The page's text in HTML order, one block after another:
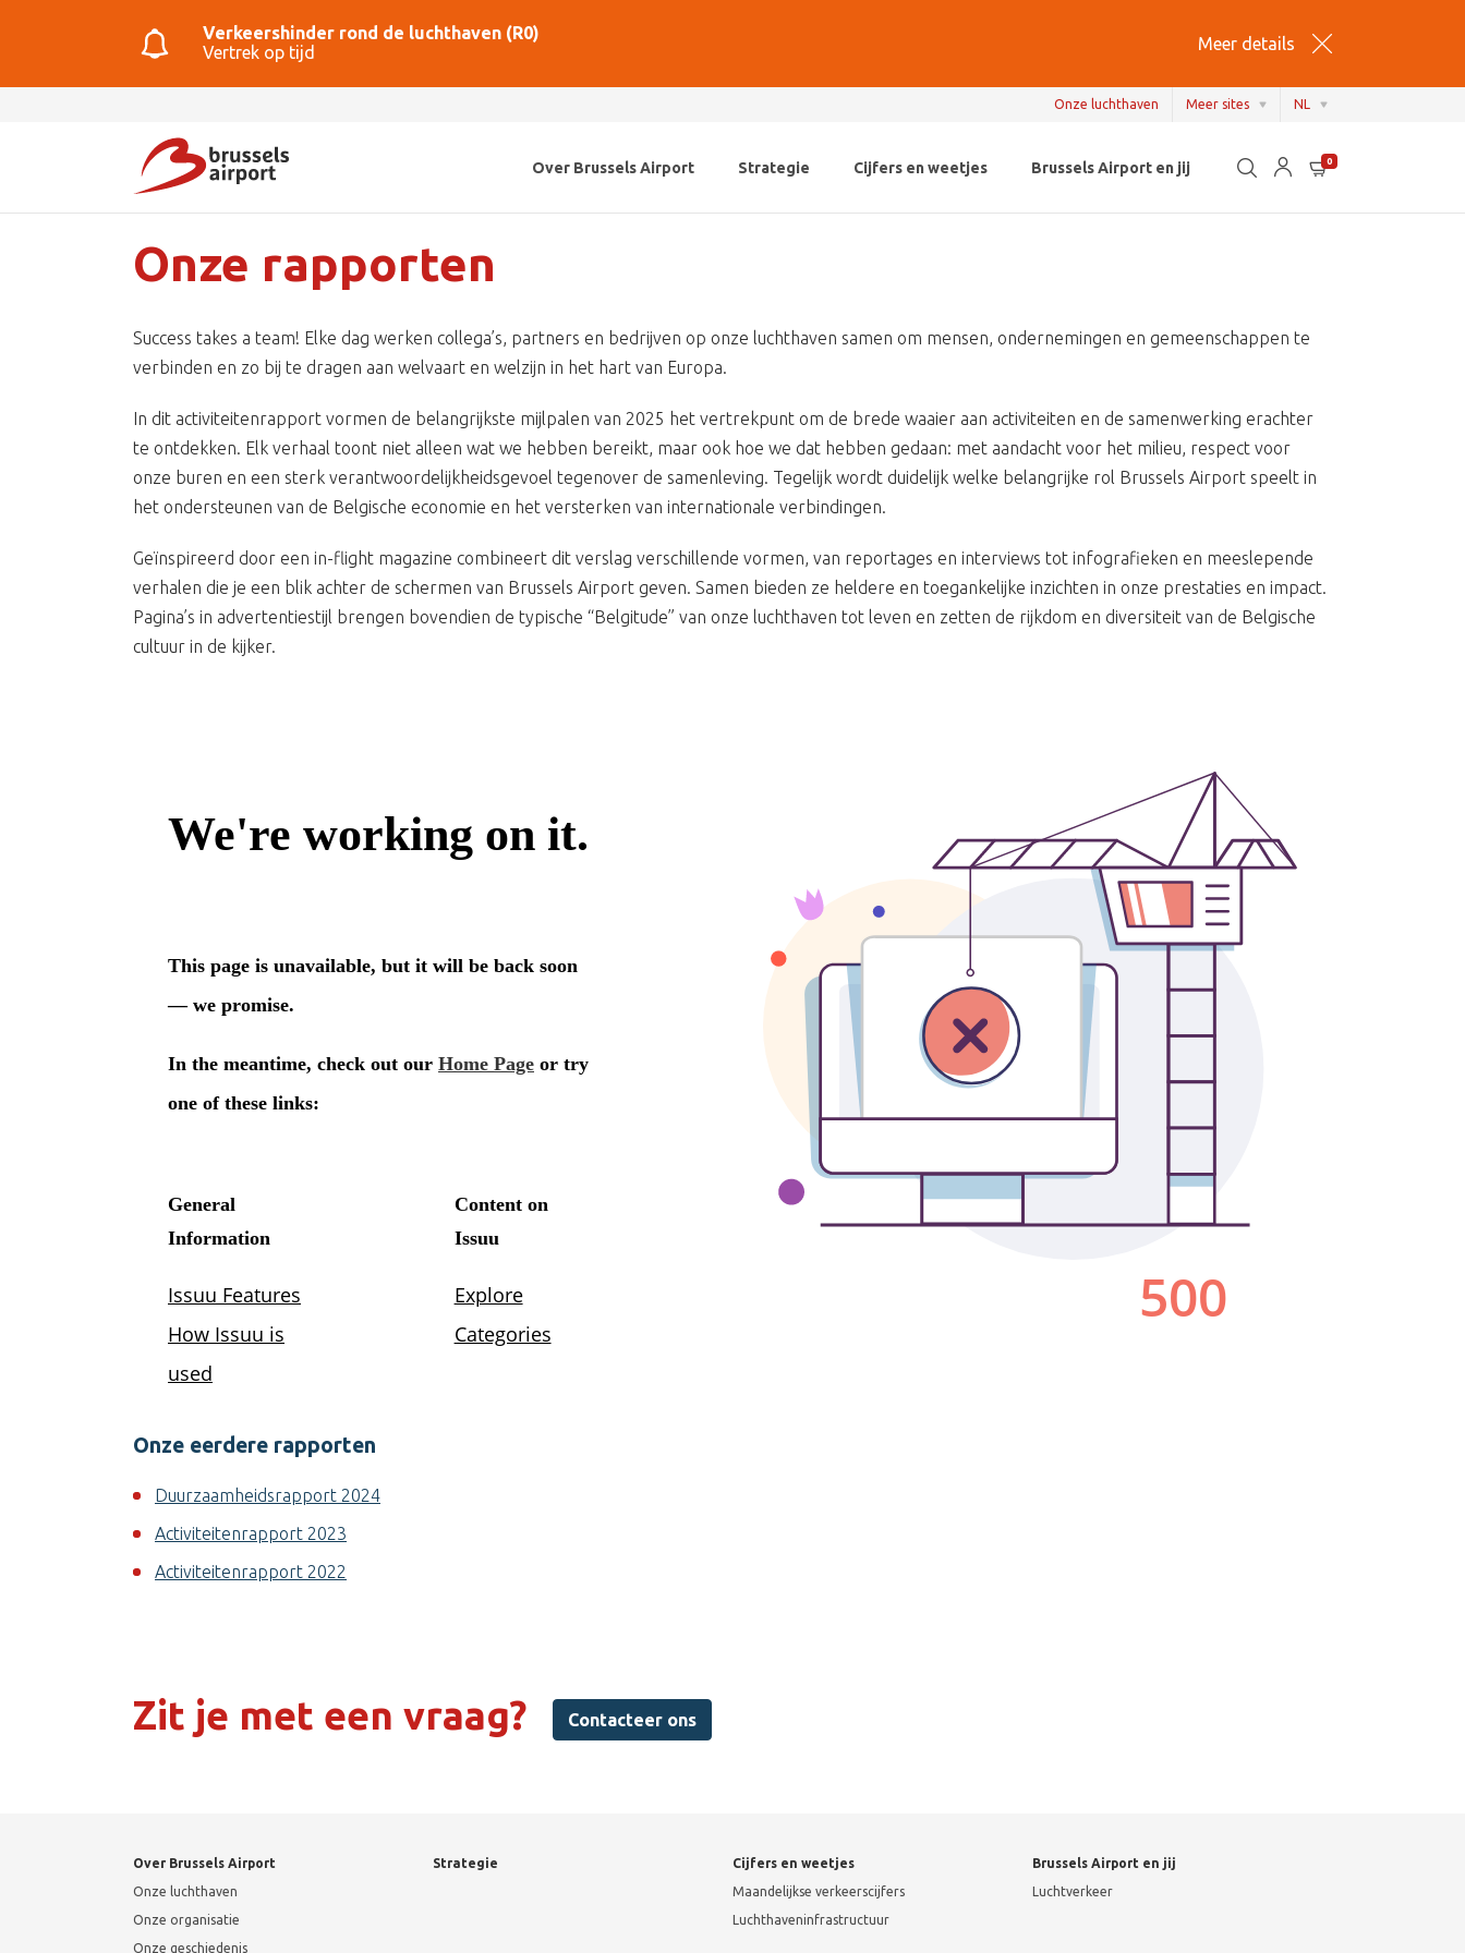
Verkeershinder rond de luchthaven (R0)
Vertrek op tijd
Meer details
Onze luchthaven Meer sites NL
EN
Over Brussels Airport Strategie Cijfers en weetjes Brussels Airport en jij 0
Onze rapporten
Success takes a team! Elke dag werken collega’s, partners en bedrijven op onze luchthaven samen om mensen, ondernemingen en gemeenschappen te
verbinden en zo bij te dragen aan welvaart en welzijn in het hart van Europa.
In dit activiteitenrapport vormen de belangrijkste mijlpalen van 2025 het vertrekpunt om de brede waaier aan activiteiten en de samenwerking erachter
te ontdekken. Elk verhaal toont niet alleen wat we hebben bereikt, maar ook hoe we dat hebben gedaan: met aandacht voor het milieu, respect voor
onze buren en een sterk verantwoordelijkheidsgevoel tegenover de samenleving. Tegelijk wordt duidelijk welke belangrijke rol Brussels Airport speelt in
het ondersteunen van de Belgische economie en het versterken van internationale verbindingen.
Geïnspireerd door een in-flight magazine combineert dit verslag verschillende vormen, van reportages en interviews tot infografieken en meeslepende
verhalen die je een blik achter de schermen van Brussels Airport geven. Samen bieden ze heldere en toegankelijke inzichten in onze prestaties en impact.
Pagina’s in advertentiestijl brengen bovendien de typische “Belgitude” van onze luchthaven tot leven en zetten de rijkdom en diversiteit van de Belgische
cultuur in de kijker.
Onze eerdere rapporten
Duurzaamheidsrapport 2024
Activiteitenrapport 2023
Activiteitenrapport 2022
Zit je met een vraag? Contacteer ons
Over Brussels Airport
Onze luchthaven
Onze organisatie
Onze geschiedenis
Strategie
Cijfers en weetjes
Maandelijkse verkeerscijfers
Luchthaveninfrastructuur
Brussels Airport en jij
Luchtverkeer